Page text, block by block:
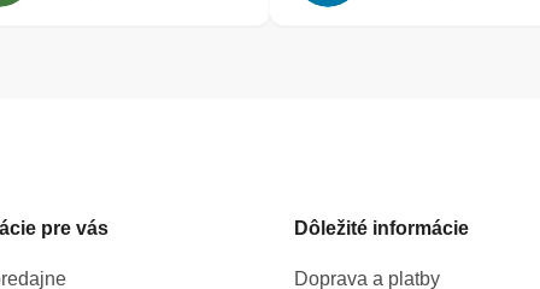
pre vás Dôležité informácie
Doprava a platby